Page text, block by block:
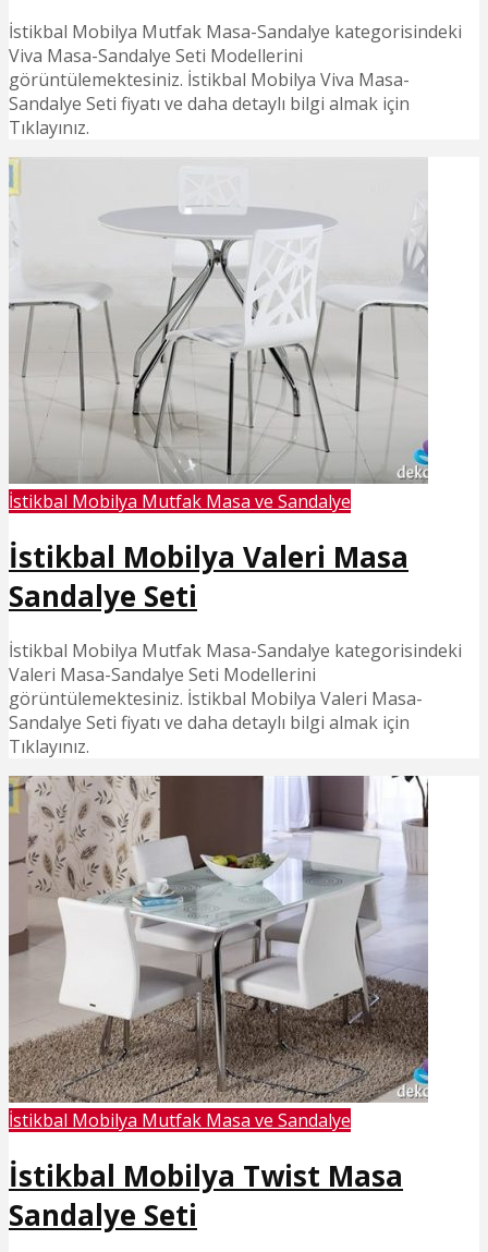
İstikbal Mobilya Mutfak Masa-Sandalye kategorisindeki
Viva Masa-Sandalye Seti Modellerini
görüntülemektesiniz. İstikbal Mobilya Viva Masa-
Sandalye Seti fiyatı ve daha detaylı bilgi almak için
Tıklayınız.
İstikbal Mobilya Mutfak Masa ve Sandalye
İstikbal Mobilya Valeri Masa
Sandalye Seti
İstikbal Mobilya Mutfak Masa-Sandalye kategorisindeki
Valeri Masa-Sandalye Seti Modellerini
görüntülemektesiniz. İstikbal Mobilya Valeri Masa-
Sandalye Seti fiyatı ve daha detaylı bilgi almak için
Tıklayınız.
İstikbal Mobilya Mutfak Masa ve Sandalye
İstikbal Mobilya Twist Masa
Sandalye Seti